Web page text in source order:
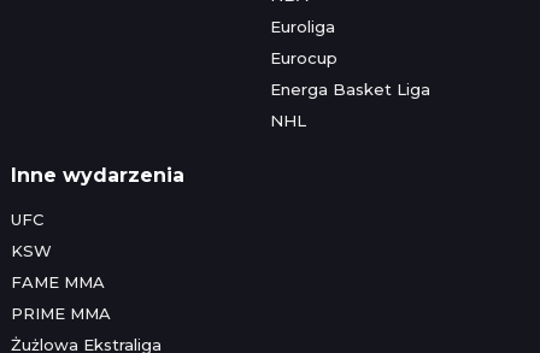
Euroliga
Eurocup
Energa Basket Liga
NHL
Inne wydarzenia
UFC
KSW
FAME MMA
PRIME MMA
Żużlowa Ekstraliga